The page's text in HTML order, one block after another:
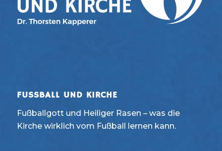
FUSSBALL UND KIRCHE
Fußballgott und Heiliger Rasen – was die
Kirche wirklich vom Fußball lernen kann.